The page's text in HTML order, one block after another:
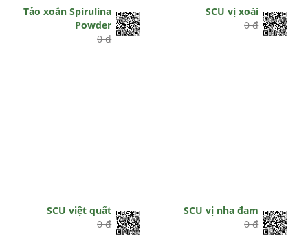
Tảo xoắn Spirulina
Powder
0 đ
SCU vị xoài
0 đ
SCU việt quất
0 đ
SCU vị nha đam
0 đ